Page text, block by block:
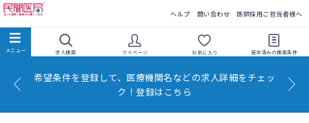
ヘルプ 問い合わせ 医師採用ご担当者様へ
求人検索 マイページ お気に入り 保存済みの検索条件
希望条件を登録して、医療機関名などの求人詳細をチェッ
ク！登録はこちら